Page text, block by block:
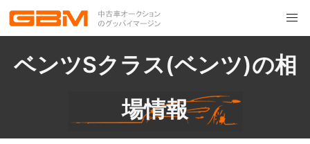
ベンツSクラス(ベンツ)の相
場情報